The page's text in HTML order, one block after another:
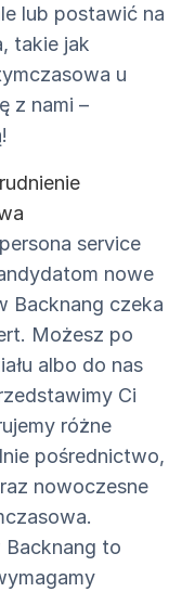
lub postawić na
takie jak
u
z nami –
service
nowe
Backnang czeka
Możesz po
albo do nas
Ci
różne
pośrednictwo,
nowoczesne
Backnang to